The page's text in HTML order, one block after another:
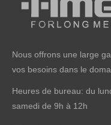
Nous offrons une large
vos besoins dans le
Heures de bureau: du
samedi de 9h à 12h